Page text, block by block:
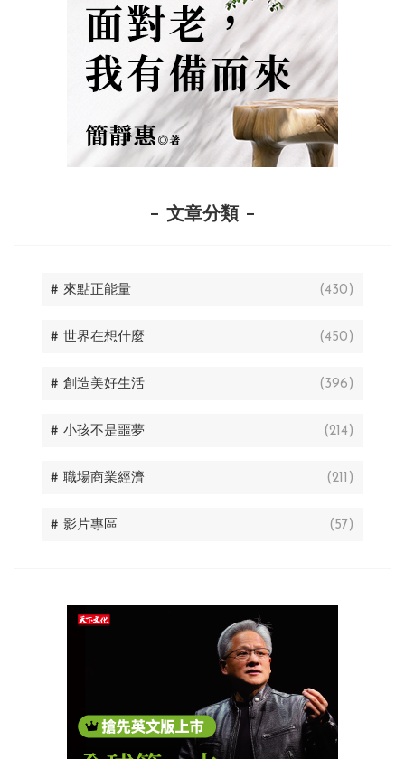
文章分類
# 來點正能量 (430)
# 世界在想什麼 (450)
# 創造美好生活 (396)
# 小孩不是噩夢 (214)
# 職場商業經濟 (211)
# 影片專區 (57)